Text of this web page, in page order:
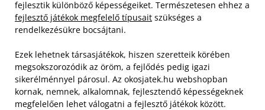
fejlesztik különböző képességeiket. Természetesen ehhez a
fejlesztő játékok megfelelő típusait szükséges a
rendelkezésükre bocsájtani.
Ezek lehetnek társasjátékok, hiszen szeretteik körében
megsokszorozódik az öröm, a fejlődés pedig igazi
sikerélménnyel párosul. Az okosjatek.hu webshopban
kornak, nemnek, alkalomnak, fejlesztendő képességeknek
megfelelően lehet válogatni a fejlesztő játékok között.